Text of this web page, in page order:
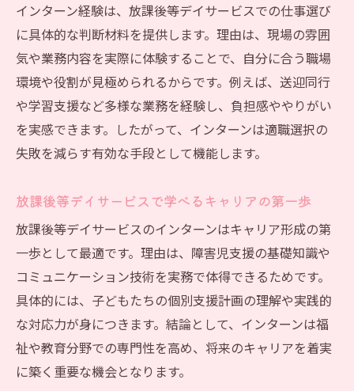
インターン経験は、放課後等デイサービスでの仕事選び
に具体的な判断材料を提供します。理由は、現場の雰囲
気や業務内容を実際に体験することで、自分に合う職場
環境や役割が見極められるからです。例えば、送迎同行
や学習支援など多様な業務を経験し、負担感ややりがい
を実感できます。したがって、インターンは適職選択の
失敗を減らす有効な手段として機能します。
放課後等デイサービスで学べるキャリアの第一歩
放課後等デイサービスのインターンはキャリア形成の第
一歩として最適です。理由は、障害児支援の基礎知識や
コミュニケーション技術を実務で体得できるためです。
具体的には、子どもたちの個別支援計画の理解や実践的
な対応力が身につきます。結論として、インターンは福
祉や教育分野での専門性を高め、将来のキャリアを着実
に築く重要な機会となります。